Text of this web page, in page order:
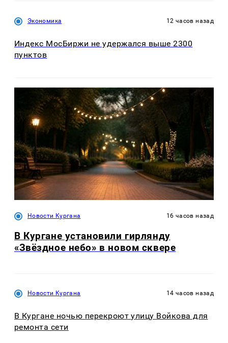
Экономика 12 часов назад
Индекс МосБиржи не удержался выше 2300
пунктов
Новости Кургана 16 часов назад
В Кургане установили гирлянду
«Звёздное небо» в новом сквере
Новости Кургана 14 часов назад
В Кургане ночью перекроют улицу Войкова для
ремонта сети